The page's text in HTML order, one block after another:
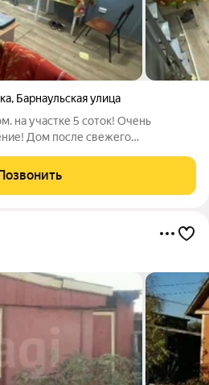
, Барнаульская улица
на участке 5 соток! Очень
Дом после свежего
правильный и ровный. Построек